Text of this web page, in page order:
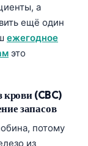
а
ещё один
ежегодное
это
(CBC)
запасов
потому
из